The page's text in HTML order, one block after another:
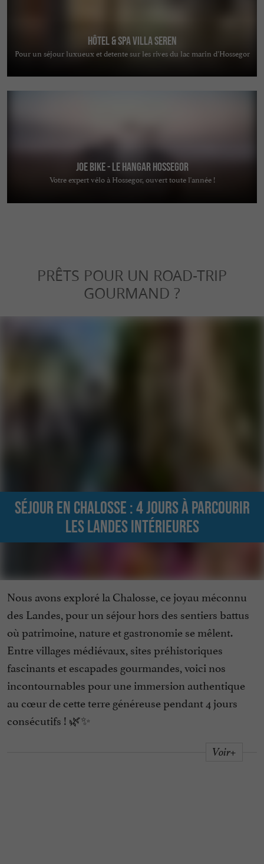
Hôtel & Spa Villa Seren
Pour un séjour luxueux et detente sur les rives du lac marin d’Hossegor
JOE BIKE - Le Hangar Hossegor
Votre expert vélo à Hossegor, ouvert toute l'année !
PRÊTS POUR UN ROAD-TRIP
GOURMAND ?
Séjour en Chalosse : 4 jours à parcourir
les Landes intérieures
Nous avons exploré la Chalosse, ce joyau méconnu
des Landes, pour un séjour hors des sentiers battus
où patrimoine, nature et gastronomie se mêlent.
Entre villages médiévaux, sites préhistoriques
fascinants et escapades gourmandes, voici nos
incontournables pour une immersion authentique
au cœur de cette terre généreuse pendant 4 jours
consécutifs ! 🌿✨
Voir+